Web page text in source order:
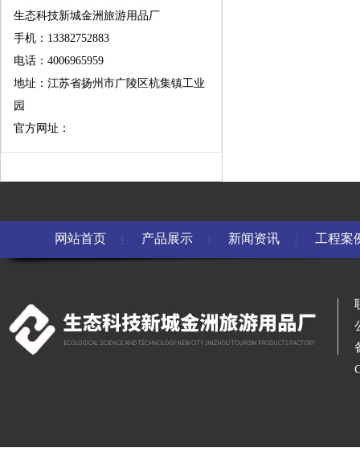
生态科技新城金洲旅游用品厂
手机：13382752883
电话：4006965959
地址：江苏省扬州市广陵区杭集镇工业
园
官方网址：
网站首页 产品展示 新闻资讯 工程案